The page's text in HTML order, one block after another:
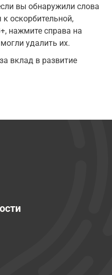
вы обнаружили слова
оскорбительной,
нажмите справа на
удалить их.
вклад в развитие